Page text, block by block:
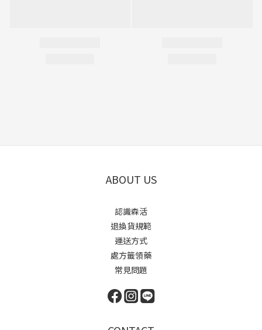
ABOUT US
認識森活
退換貨規範
運送方式
處方籤領藥
常見問題